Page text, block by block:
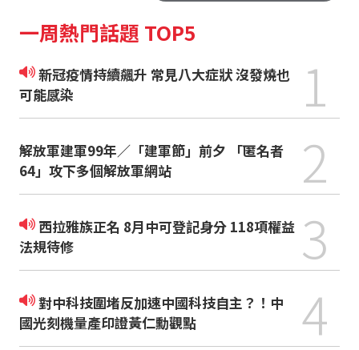
一周熱門話題 TOP5
新冠疫情持續飆升 常見八大症狀 沒發燒也
可能感染
1
解放軍建軍99年／「建軍節」前夕 「匿名者
64」攻下多個解放軍網站
2
西拉雅族正名 8月中可登記身分 118項權益
法規待修
3
對中科技圍堵反加速中國科技自主？！中
國光刻機量產印證黃仁勳觀點
4